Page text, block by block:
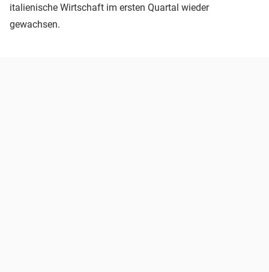
italienische Wirtschaft im ersten Quartal wieder
gewachsen.